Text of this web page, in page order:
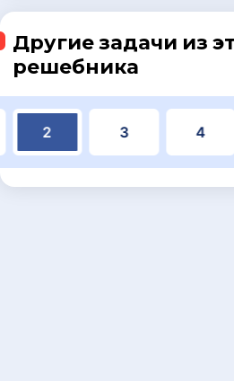
Другие задачи из
решебника
2 3 4